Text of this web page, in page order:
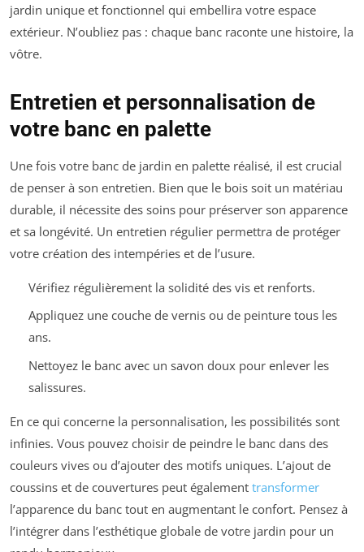
jardin unique et fonctionnel qui embellira votre espace
extérieur. N’oubliez pas : chaque banc raconte une histoire, la
vôtre.
Entretien et personnalisation de
votre banc en palette
Une fois votre banc de jardin en palette réalisé, il est crucial
de penser à son entretien. Bien que le bois soit un matériau
durable, il nécessite des soins pour préserver son apparence
et sa longévité. Un entretien régulier permettra de protéger
votre création des intempéries et de l’usure.
Vérifiez régulièrement la solidité des vis et renforts.
Appliquez une couche de vernis ou de peinture tous les
ans.
Nettoyez le banc avec un savon doux pour enlever les
salissures.
En ce qui concerne la personnalisation, les possibilités sont
infinies. Vous pouvez choisir de peindre le banc dans des
couleurs vives ou d’ajouter des motifs uniques. L’ajout de
coussins et de couvertures peut également transformer
l’apparence du banc tout en augmentant le confort. Pensez à
l’intégrer dans l’esthétique globale de votre jardin pour un